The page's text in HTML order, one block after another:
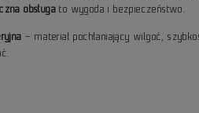
obsługa to wygoda i bezpieczeństwo.
– materiał pochłaniający wilgoć,